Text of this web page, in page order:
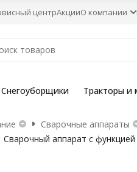
центрАкцииО компании
Снегоуборщики Тракторы и
Сварочные аппараты
Сварочный аппарат с